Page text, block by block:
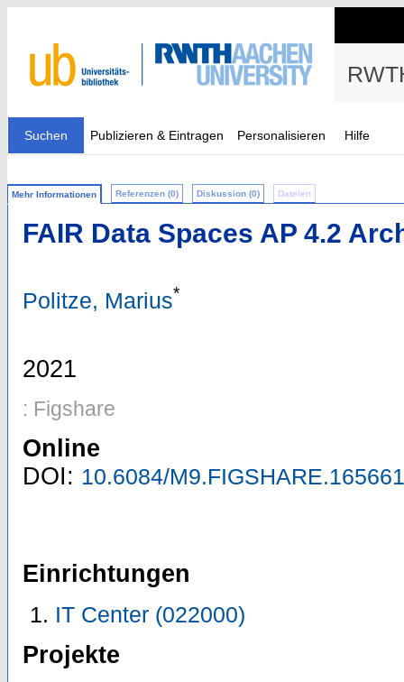
Suchen Publizieren & Eintragen Personalisieren Hilfe
Mehr Informationen Referenzen (0) Diskussion (0) Dateien
FAIR Data Spaces AP 4.2
Politze, Marius*
2021
: Figshare
Online
DOI: 10.6084/
Einrichtungen
IT Center (022000)
Projekte